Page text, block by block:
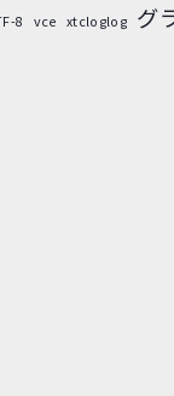
8 vce xtcloglog グ